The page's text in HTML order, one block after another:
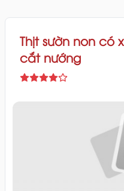
Thịt sườn non có
cắt nướng